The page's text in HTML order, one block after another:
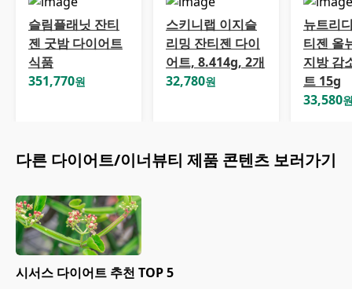
슬림플래닛 잔티
젠 굿밤 다이어트
식품
351,770원
스키니랩 이지슬
리밍 잔티젠 다이
어트, 8.414g, 2개
32,780원
뉴트리
티젠 올
지방 감
트 15g
33,580
다른 다이어트/이너뷰티 제품 콘텐츠 보러가기
시서스 다이어트 추천 TOP 5